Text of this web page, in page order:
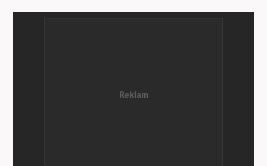
ve teknoloji kategorilerinde birçok haber ve